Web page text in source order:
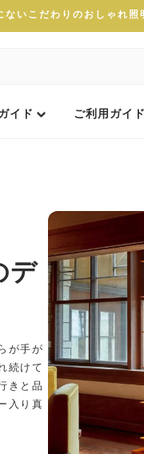
いこだわりのおしゃれ照
イド ご利用ガイ
デ
が手が
続けて
きと品
入り真